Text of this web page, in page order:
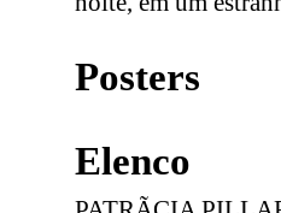
Posters
Elenco